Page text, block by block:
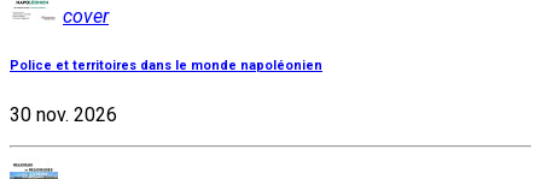
cover
Police et territoires dans le monde napoléonien
30 nov. 2026